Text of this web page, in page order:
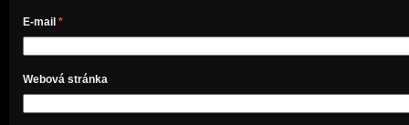
E-mail *
Webová stránka